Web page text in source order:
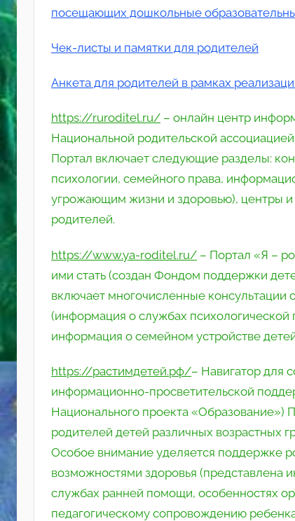
посещающих дошкольные
Чек-листы и памятки для родителей
Анкета для родителей в рамках
https://ruroditel.ru/ – онлайн центр
Национальной родительской
Портал включает следующие разделы:
психологии, семейного права,
угрожающим жизни и здоровью), центры
родителей.
https://www.ya-roditel.ru/ – Портал «Я –
ими стать (создан Фондом поддержки
включает многочисленные консультации
(информация о службах
информация о семейном устройстве
https://растимдетей.рф/– Навигатор для
информационно-просветительской
Национального проекта
родителей детей различных возрастных
Особое внимание уделяется поддержке
возможностями здоровья (представлена
службах ранней помощи, особенностях
педагогическому сопровождению